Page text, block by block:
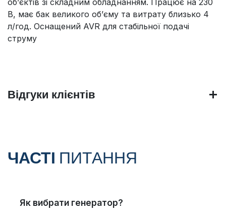
В, має бак великого об’єму та витрату близько 4
л/год. Оснащений AVR для стабільної подачі
струму
Відгуки клієнтів
ЧАСТІ ПИТАННЯ
Як вибрати генератор?